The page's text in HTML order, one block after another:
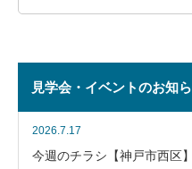
見学会・イベントのお知
2026.7.17
今週のチラシ【神戸市西区